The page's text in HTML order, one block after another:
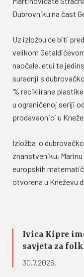
Dubrovniku na čast
Uz izložbu će biti
velikom
naočale, etui te
suradnji s
% reciklirane
u ograničenoj seriji
prodavaonici u
Izložba o
znanstveniku,
europskih
otvorena u Kneževu
Ivica Kipre
savjeta za
30.7.2026.